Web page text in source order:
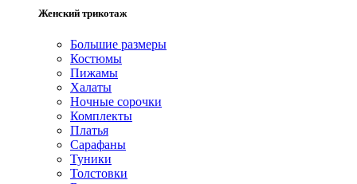
Женский трикотаж
Большие размеры
Костюмы
Пижамы
Халаты
Ночные сорочки
Комплекты
Платья
Сарафаны
Туники
Толстовки